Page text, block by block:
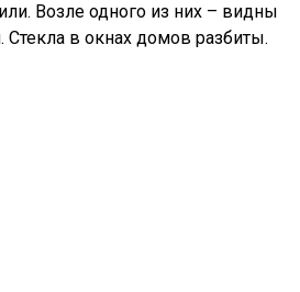
Возле одного из них – видны
в окнах домов разбиты.